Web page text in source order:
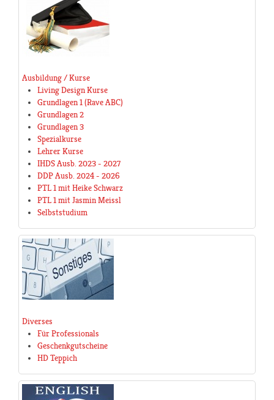
Ausbildung / Kurse
Living Design Kurse
Grundlagen 1 (Rave ABC)
Grundlagen 2
Grundlagen 3
Spezialkurse
Lehrer Kurse
IHDS Ausb. 2023 - 2027
DDP Ausb. 2024 - 2026
PTL 1 mit Heike Schwarz
PTL 1 mit Jasmin Meissl
Selbststudium
Diverses
Für Professionals
Geschenkgutscheine
HD Teppich